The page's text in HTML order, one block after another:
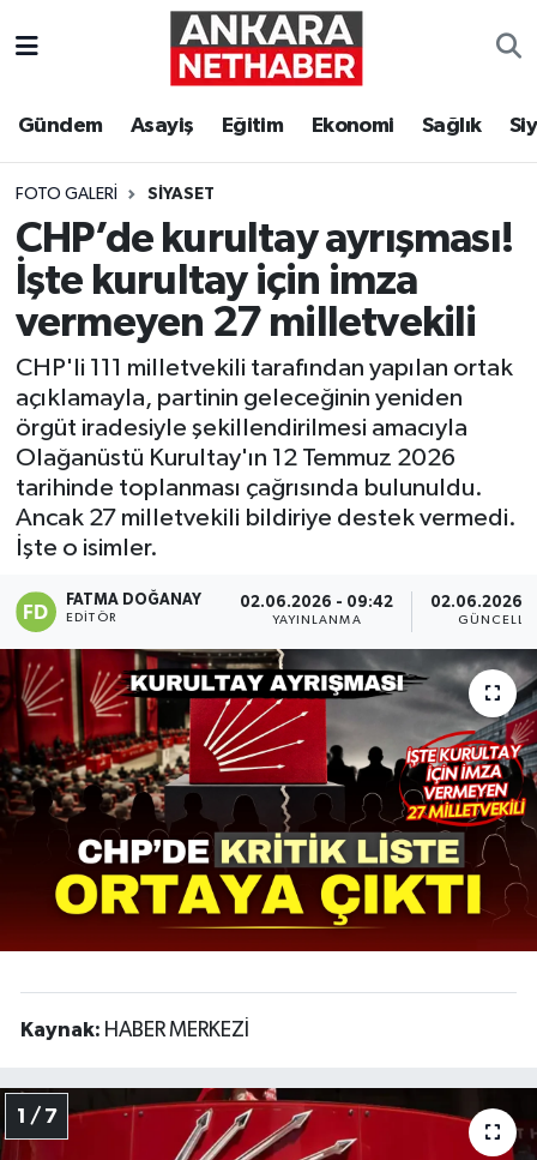
Gündem Asayiş Eğitim Ekonomi Sağlık
FOTO GALERI SIYASET
CHP’de kurultay ayrışması!
İşte kurultay için imza
vermeyen 27 milletvekili
CHP'li 111 milletvekili tarafından yapılan ortak
açıklamayla, partinin geleceğinin yeniden
örgüt iradesiyle şekillendirilmesi amacıyla
Olağanüstü Kurultay'ın 12 Temmuz 2026
tarihinde toplanması çağrısında bulunuldu.
Ancak 27 milletvekili bildiriye destek vermedi.
İşte o isimler.
FATMA DOĞANAY
EDITÖR
02.06.2026 - 09:42
YAYINLANMA
02.06.2026 -
Kaynak: HABER MERKEZİ
1 / 7
Ekonomi
Gündem
Kim Kimdir Nereli
Resmi İlanlar
Sağlık
Teknoloji
Yaşam
Ankara Hava Durumu
Tüm Manşetler
Son Dakika Haberleri
Haber Arşivi